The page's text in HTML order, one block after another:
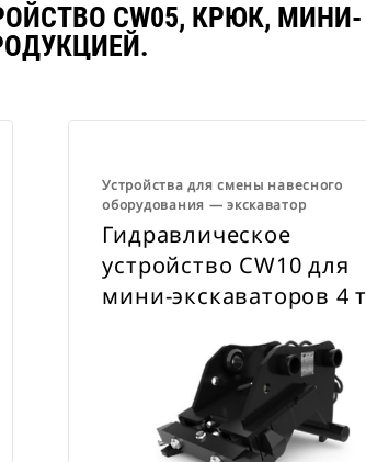
CW05, КРЮК, МИНИ-
Устройства для смены навесного
оборудования ― экскаватор
Гидравлическое
устройство CW10 для
мини-экскаваторов 4 т